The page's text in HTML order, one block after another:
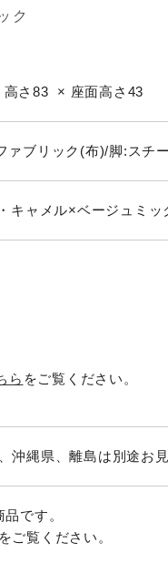
ク
さ83 × 座面高さ43
ァブリック(布)/脚:スチ
キャメル×ベージュミッ
ら をご覧ください。
沖縄県、離島は別途お
です。
をご覧ください。